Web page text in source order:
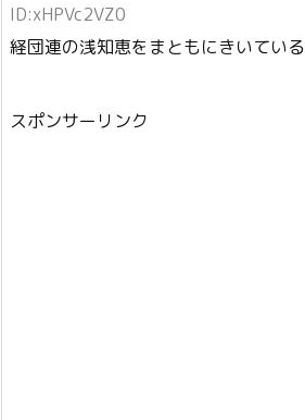
ID:xHPVc2VZ0
経団連の浅知恵をまともにきいてい
スポンサーリンク